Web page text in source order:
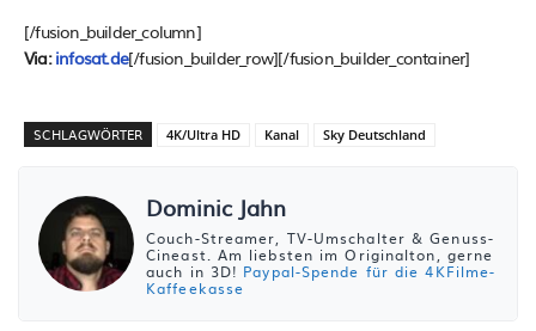
[/fusion_builder_column]
Via:infosat.de[/fusion_builder_row][/fusion_builder_container]
SCHLAGWÖRTER 4K/Ultra HD Kanal Sky Deutschland
Dominic Jahn
Couch-Streamer, TV-Umschalter & Genuss-
Cineast. Am liebsten im Originalton, gerne
auch in 3D! Paypal-Spende für die 4KFilme-
Kaffeekasse